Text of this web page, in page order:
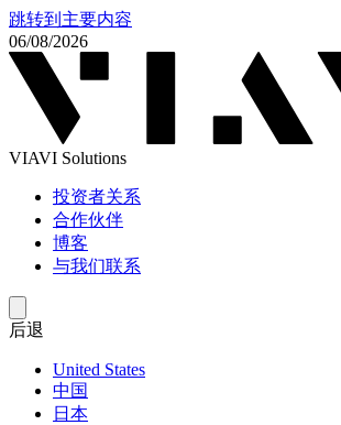
跳转到主要内容
06/08/2026
VIAVI Solutions
投资者关系
合作伙伴
博客
与我们联系
后退
United States
中国
日本